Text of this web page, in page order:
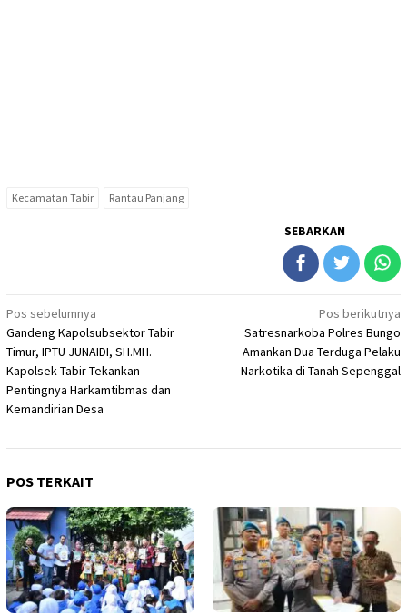
Kecamatan Tabir Rantau Panjang
SEBARKAN
Navigasi
pos
Pos sebelumnya
Gandeng Kapolsubsektor Tabir
Timur, IPTU JUNAIDI, SH.MH.
Kapolsek Tabir Tekankan
Pentingnya Harkamtibmas dan
Kemandirian Desa
Pos berikutnya
Satresnarkoba Polres Bungo
Amankan Dua Terduga Pelaku
Narkotika di Tanah Sepenggal
POS TERKAIT